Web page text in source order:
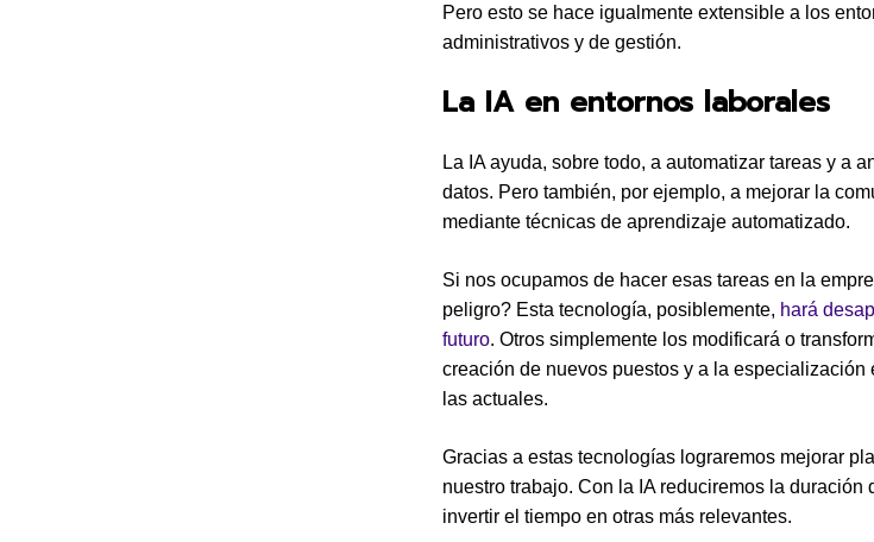
Pero esto se hace igualmente extensible a los
administrativos y de gestión.
La IA en entornos laborales
La IA ayuda, sobre todo, a automatizar tareas y a
datos. Pero también, por ejemplo, a mejorar la
mediante técnicas de aprendizaje automatizado.
Si nos ocupamos de hacer esas tareas en la
peligro? Esta tecnología, posiblemente, hará
futuro. Otros simplemente los modificará o
creación de nuevos puestos y a la especialización
las actuales.
Gracias a estas tecnologías lograremos mejorar
nuestro trabajo. Con la IA reduciremos la duración
invertir el tiempo en otras más relevantes.